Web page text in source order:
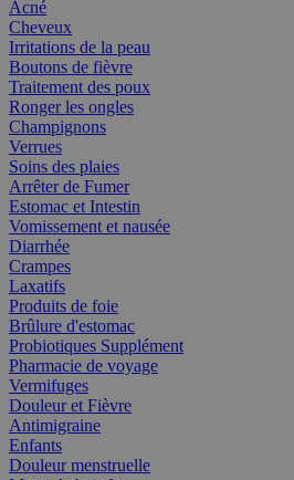
Acné
Cheveux
Irritations de la peau
Boutons de fièvre
Traitement des poux
Ronger les ongles
Champignons
Verrues
Soins des plaies
Arrêter de Fumer
Estomac et Intestin
Vomissement et nausée
Diarrhée
Crampes
Laxatifs
Produits de foie
Brûlure d'estomac
Probiotiques Supplément
Pharmacie de voyage
Vermifuges
Douleur et Fièvre
Antimigraine
Enfants
Douleur menstruelle